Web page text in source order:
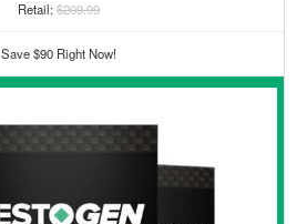
Retail:$209.99
Save $90 Right Now!